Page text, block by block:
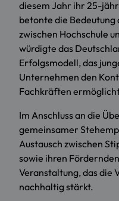
diesem Jahr ihr 25-
betonte die Bedeutung
zwischen Hochschule
würdigte das
Erfolgsmodell, das
Unternehmen den
Fachkräften
Im Anschluss an die
gemeinsamer
Austausch zwischen
sowie ihren
Veranstaltung, das die
nachhaltig stärkt.